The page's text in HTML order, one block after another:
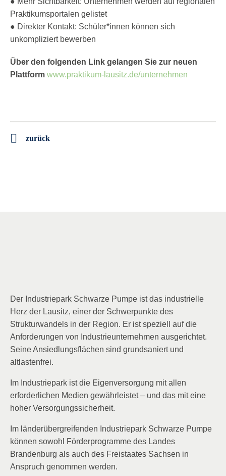
Praktikumsportalen gelistet
● Direkter Kontakt: Schüler*innen können sich
unkompliziert bewerben
Über den folgenden Link gelangen Sie zur neuen
Plattform www.praktikum-lausitz.de/unternehmen
zurück
Der Industriepark Schwarze Pumpe ist das industrielle
Herz der Lausitz, einer der Schwerpunkte des
Strukturwandels in der Region. Er ist speziell auf die
Anforderungen von Industrieunternehmen ausgerichtet.
Seine Ansiedlungsflächen sind grundsaniert und
altlastenfrei.
Im Industriepark ist die Eigenversorgung mit allen
erforderlichen Medien gewährleistet – und das mit eine
hoher Versorgungssicherheit.
Im länderübergreifenden Industriepark Schwarze Pumpe
können sowohl Förderprogramme des Landes
Brandenburg als auch des Freistaates Sachsen in
Anspruch genommen werden.